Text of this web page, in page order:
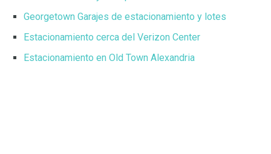
Georgetown Garajes de estacionamiento y lotes
Estacionamiento cerca del Verizon Center
Estacionamiento en Old Town Alexandria